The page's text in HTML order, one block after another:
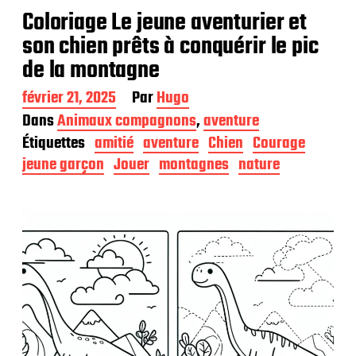
Coloriage Le jeune aventurier et
son chien prêts à conquérir le pic
de la montagne
D
a
t
e
d
e
b
i
c
a
t
i
o
février 21, 2025 ParHugo
DansAnimaux compagnons,aventure
Étiquettes amitié aventure Chien Courage
jeune garçon Jouer montagnes nature